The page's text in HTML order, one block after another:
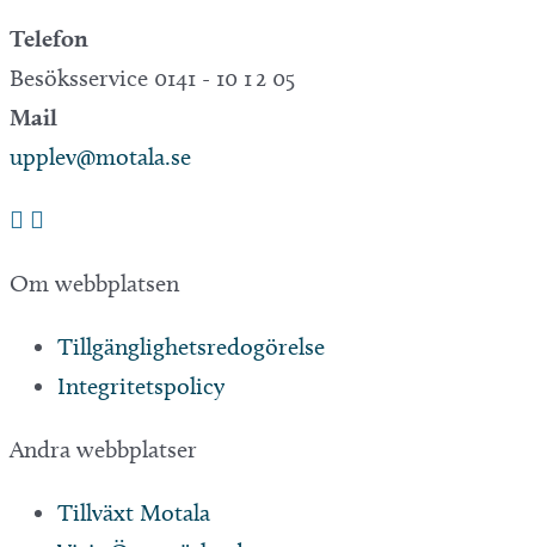
Telefon
Besöksservice 0141 - 10 1 2 05
Mail
upplev@motala.se
Om webbplatsen
Tillgänglighetsredogörelse
Integritetspolicy
Andra webbplatser
Tillväxt Motala